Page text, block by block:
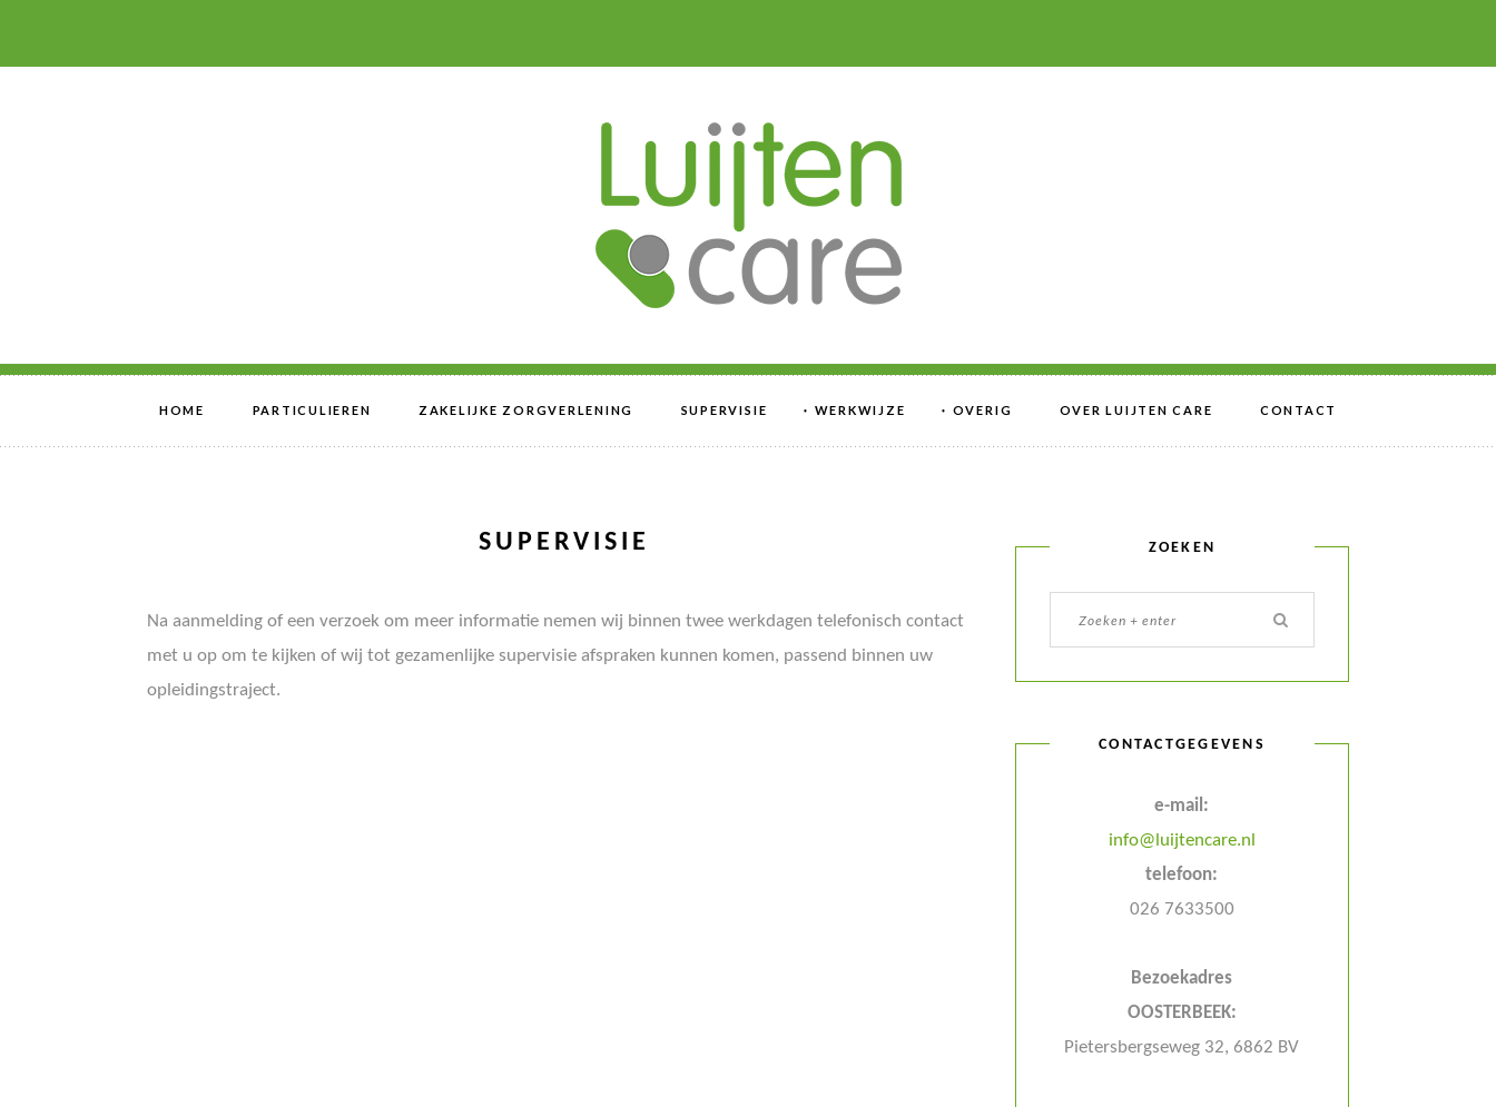
HOME PARTICULIEREN ZAKELIJKE ZORGVERLENING SUPERVISIE WERKWIJZE OVERIG OVER LUIJTEN CARE CONTACT
SUPERVISIE
Na aanmelding of een verzoek om meer informatie nemen wij binnen twee werkdagen telefonisch contact
met u op om te kijken of wij tot gezamenlijke supervisie afspraken kunnen komen, passend binnen uw
opleidingstraject.
ZOEKEN
CONTACTGEGEVENS
e-mail:
info@luijtencare.nl
telefoon:
026 7633500
Bezoekadres
OOSTERBEEK:
Pietersbergseweg 32, 6862 BV